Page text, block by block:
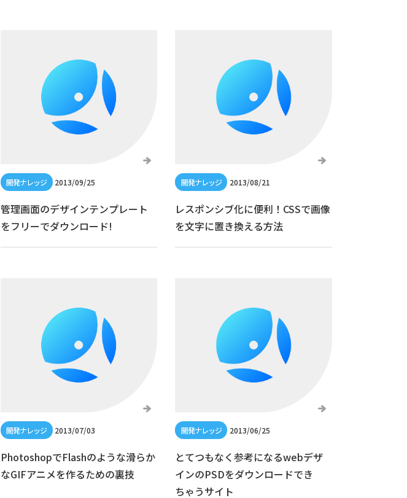
2013/09/25
管理画面のデザインテンプレート
をフリーでダウンロード!
2013/08/21
レスポンシブ化に便利！CSSで画像
を文字に置き換える方法
2013/07/03
PhotoshopでFlashのような滑らか
なGIFアニメを作るための裏技
2013/06/25
とてつもなく参考になるwebデザ
インのPSDをダウンロードでき
ちゃうサイト